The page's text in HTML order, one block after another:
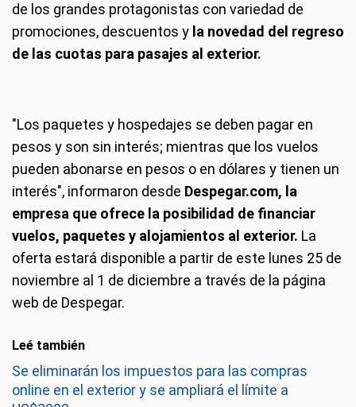
de los grandes protagonistas con variedad de
promociones, descuentos y la novedad del regreso
de las cuotas para pasajes al exterior.
"Los paquetes y hospedajes se deben pagar en
pesos y son sin interés; mientras que los vuelos
pueden abonarse en pesos o en dólares y tienen un
interés", informaron desde Despegar.com, la
empresa que ofrece la posibilidad de financiar
vuelos, paquetes y alojamientos al exterior. La
oferta estará disponible a partir de este lunes 25 de
noviembre al 1 de diciembre a través de la página
web de Despegar.
Leé también
Se eliminarán los impuestos para las compras
online en el exterior y se ampliará el límite a